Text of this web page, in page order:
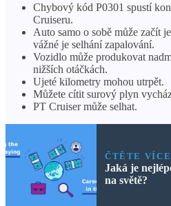
Chybový kód P0301 spustí
Cruiseru.
Auto samo o sobě může začít
vážné je selhání zapalování.
Vozidlo může produkovat
nižších otáčkách.
Ujeté kilometry mohou utrpět.
Můžete cítit surový plyn
PT Cruiser může selhat.
ČTĚTE VÍCE
Jaká je
na světě?